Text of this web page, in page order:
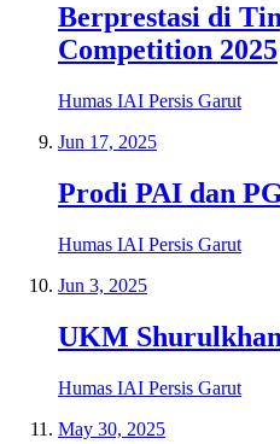
Berprestasi di
Competition 2025
Humas IAI Persis Garut
Jun 17, 2025
Prodi PAI dan
Humas IAI Persis Garut
Jun 3, 2025
UKM
Humas IAI Persis Garut
May 30, 2025